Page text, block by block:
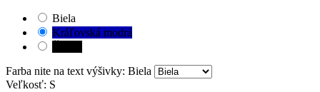
Biela
Kráľovská modrá
Farba nite na text výšivky: Biela
Veľkosť: S